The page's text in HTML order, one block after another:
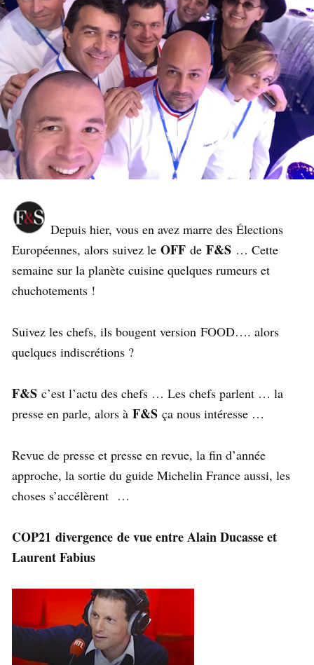
Depuis hier, vous en avez marre des Élections
Européennes, alors suivez le OFF de F&S … Cette
semaine sur la planète cuisine quelques rumeurs et
chuchotements !
Suivez les chefs, ils bougent version FOOD…. alors
quelques indiscrétions ?
F&S c’est l’actu des chefs … Les chefs parlent … la
presse en parle, alors à F&S ça nous intéresse …
Revue de presse et presse en revue, la fin d’année
approche, la sortie du guide Michelin France aussi, les
choses s’accélèrent …
COP21 divergence de vue entre Alain Ducasse et
Laurent Fabius